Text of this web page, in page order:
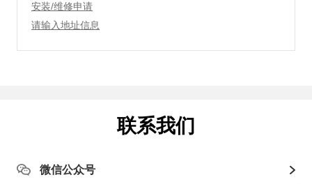
安装/维修申请
请输入地址信息
联系我们
微信公众号